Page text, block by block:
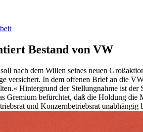
Bestand von VW
nach dem Willen seines neuen
versichert. In dem offenen Brief an die
Hintergrund der Stellungnahme ist
Gremium befürchtet, daß die Holdung
und Konzernbetriebsrat